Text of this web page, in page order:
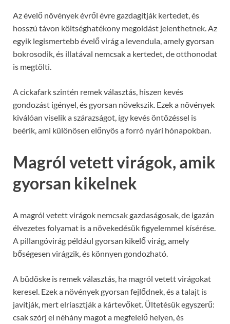
Az évelő növények évről évre gazdagítják kertedet, és
hosszú távon költséghatékony megoldást jelenthetnek. Az
egyik legismertebb évelő virág a levendula, amely gyorsan
bokrosodik, és illatával nemcsak a kertedet, de otthonodat
is megtölti.
A cickafark szintén remek választás, hiszen kevés
gondozást igényel, és gyorsan növekszik. Ezek a növények
kiválóan viselik a szárazságot, így kevés öntözéssel is
beérik, ami különösen előnyös a forró nyári hónapokban.
Magról vetett virágok, amik
gyorsan kikelnek
A magról vetett virágok nemcsak gazdaságosak, de igazán
élvezetes folyamat is a növekedésük figyelemmel kísérése.
A pillangóvirág például gyorsan kikelő virág, amely
bőségesen virágzik, és könnyen gondozható.
A büdöske is remek választás, ha magról vetett virágokat
keresel. Ezek a növények gyorsan fejlődnek, és a talajt is
javítják, mert elriasztják a kártevőket. Ültetésük egyszerű:
csak szórj el néhány magot a megfelelő helyen, és